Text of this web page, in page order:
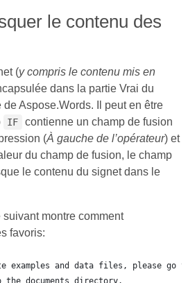
le contenu des
(y compris le contenu mis en
dans la partie Vrai du
de Aspose.Words. Il peut en être
IF
contienne un champ de fusion
(À gauche de l’opérateur) et
du champ de fusion, le champ
le contenu du signet dans le
suivant montre comment
favoris:
examples and data files, please go
documents directory.